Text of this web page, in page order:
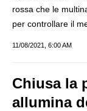
rossa che le
per controllare il
11/08/2021, 6:00 AM
Chiusa la
allumina